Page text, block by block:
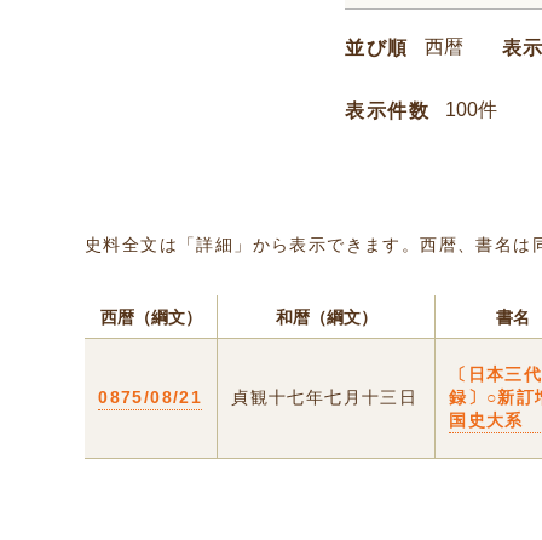
並び順 表
表示件数
史料全文は「詳細」から表示できます。西暦、書名
西暦（綱文） 和暦（綱文） 書名
0875/08/21 貞観十七年七月十三日
〔日本三
録〕○新訂
国史大系